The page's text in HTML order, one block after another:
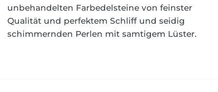
unbehandelten Farbedelsteine von feinster
Qualität und perfektem Schliff und seidig
schimmernden Perlen mit samtigem Lüster.